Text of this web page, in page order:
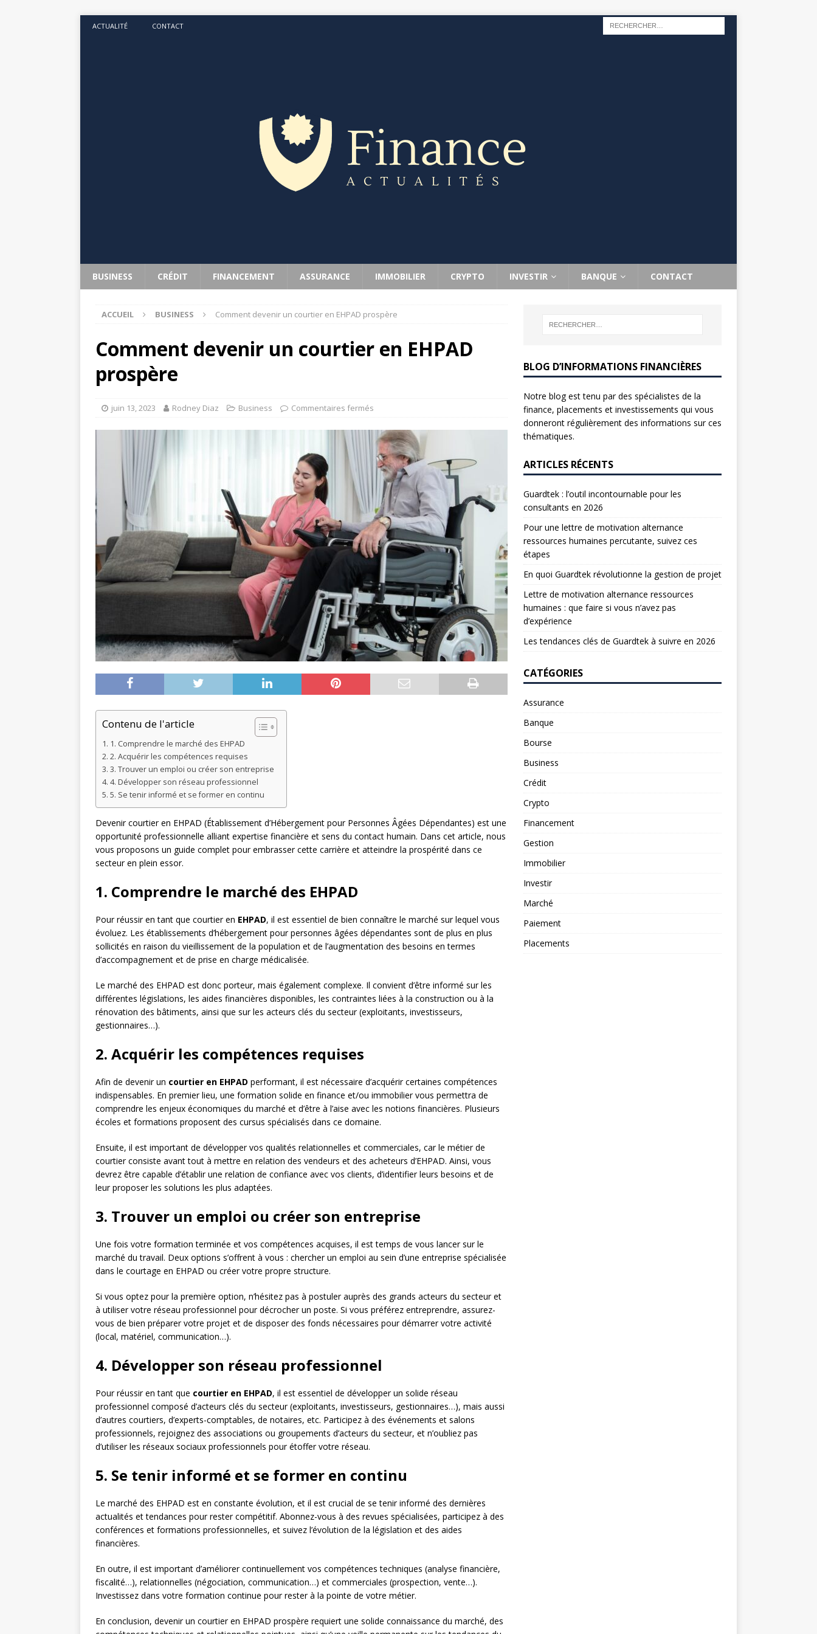
ACTUALITÉ CONTACT
BUSINESS CRÉDIT FINANCEMENT ASSURANCE IMMOBILIER CRYPTO INVESTIR BANQUE CONTACT
ACCUEIL BUSINESS Comment devenir un courtier en EHPAD prospère
Comment devenir un courtier en EHPAD
prospère
juin 13, 2023 Rodney Diaz Business Commentaires fermés
Contenu de l'article
1. Comprendre le marché des EHPAD
2. Acquérir les compétences requises
3. Trouver un emploi ou créer son entreprise
4. Développer son réseau professionnel
5. Se tenir informé et se former en continu
Devenir courtier en EHPAD (Établissement d’Hébergement pour Personnes Âgées Dépendantes) est une
opportunité professionnelle alliant expertise financière et sens du contact humain. Dans cet article, nous
vous proposons un guide complet pour embrasser cette carrière et atteindre la prospérité dans ce
secteur en plein essor.
1. Comprendre le marché des EHPAD
Pour réussir en tant que courtier en EHPAD, il est essentiel de bien connaître le marché sur lequel vous
évoluez. Les établissements d’hébergement pour personnes âgées dépendantes sont de plus en plus
sollicités en raison du vieillissement de la population et de l’augmentation des besoins en termes
d’accompagnement et de prise en charge médicalisée.
Le marché des EHPAD est donc porteur, mais également complexe. Il convient d’être informé sur les
différentes législations, les aides financières disponibles, les contraintes liées à la construction ou à la
rénovation des bâtiments, ainsi que sur les acteurs clés du secteur (exploitants, investisseurs,
gestionnaires…).
2. Acquérir les compétences requises
Afin de devenir un courtier en EHPAD performant, il est nécessaire d’acquérir certaines compétences
indispensables. En premier lieu, une formation solide en finance et/ou immobilier vous permettra de
comprendre les enjeux économiques du marché et d’être à l’aise avec les notions financières. Plusieurs
écoles et formations proposent des cursus spécialisés dans ce domaine.
Ensuite, il est important de développer vos qualités relationnelles et commerciales, car le métier de
courtier consiste avant tout à mettre en relation des vendeurs et des acheteurs d’EHPAD. Ainsi, vous
devrez être capable d’établir une relation de confiance avec vos clients, d’identifier leurs besoins et de
leur proposer les solutions les plus adaptées.
3. Trouver un emploi ou créer son entreprise
Une fois votre formation terminée et vos compétences acquises, il est temps de vous lancer sur le
marché du travail. Deux options s’offrent à vous : chercher un emploi au sein d’une entreprise spécialisée
dans le courtage en EHPAD ou créer votre propre structure.
Si vous optez pour la première option, n’hésitez pas à postuler auprès des grands acteurs du secteur et
à utiliser votre réseau professionnel pour décrocher un poste. Si vous préférez entreprendre, assurez-
vous de bien préparer votre projet et de disposer des fonds nécessaires pour démarrer votre activité
(local, matériel, communication…).
4. Développer son réseau professionnel
Pour réussir en tant que courtier en EHPAD, il est essentiel de développer un solide réseau
professionnel composé d’acteurs clés du secteur (exploitants, investisseurs, gestionnaires…), mais aussi
d’autres courtiers, d’experts-comptables, de notaires, etc. Participez à des événements et salons
professionnels, rejoignez des associations ou groupements d’acteurs du secteur, et n’oubliez pas
d’utiliser les réseaux sociaux professionnels pour étoffer votre réseau.
5. Se tenir informé et se former en continu
Le marché des EHPAD est en constante évolution, et il est crucial de se tenir informé des dernières
actualités et tendances pour rester compétitif. Abonnez-vous à des revues spécialisées, participez à des
conférences et formations professionnelles, et suivez l’évolution de la législation et des aides
financières.
En outre, il est important d’améliorer continuellement vos compétences techniques (analyse financière,
fiscalité…), relationnelles (négociation, communication…) et commerciales (prospection, vente…).
Investissez dans votre formation continue pour rester à la pointe de votre métier.
En conclusion, devenir un courtier en EHPAD prospère requiert une solide connaissance du marché, des
BLOG D’INFORMATIONS FINANCIÈRES
Notre blog est tenu par des spécialistes de la
finance, placements et investissements qui vous
donneront régulièrement des informations sur ces
thématiques.
ARTICLES RÉCENTS
Guardtek : l’outil incontournable pour les
consultants en 2026
Pour une lettre de motivation alternance
ressources humaines percutante, suivez ces
étapes
En quoi Guardtek révolutionne la gestion de projet
Lettre de motivation alternance ressources
humaines : que faire si vous n’avez pas
d’expérience
Les tendances clés de Guardtek à suivre en 2026
CATÉGORIES
Assurance
Banque
Bourse
Business
Crédit
Crypto
Financement
Gestion
Immobilier
Investir
Marché
Paiement
Placements